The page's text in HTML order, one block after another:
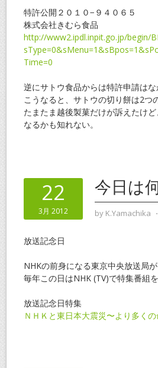
特許公開２０１０−９４０６５
株式会社きむら食品
http://www2.ipdl.inpit.go.jp/begin/
Time=0
逆にサトウ食品からは特許申請はな
こうなると、サトウの切り餅は2つ
たまたま越後製菓だけが訴えたけ
なるかも知れない。
22
3月 2012
今日は
by K.Yamachika ⋅
放送記念日
NHKの前身になる東京中央放送局
毎年この日はNHK (TV)で特集番組
放送記念日特集
ＮＨＫと東日本大震災〜より多く